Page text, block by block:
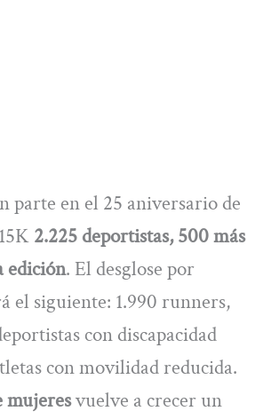
parte en el 25 aniversario de
2.225 deportistas, 500 más
edición. El desglose por
el siguiente: 1.990 runners,
con discapacidad
con movilidad reducida.
mujeresvuelve a crecer un